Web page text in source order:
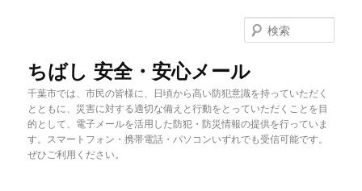
ちばし 安全・安心メール
千葉市では、市民の皆様に、日頃から高い防犯意識を持っていただく
とともに、災害に対する適切な備えと行動をとっていただくことを目
的として、電子メールを活用した防犯・防災情報の提供を行っていま
す。スマートフォン・携帯電話・パソコンいずれでも受信可能です。
ぜひご利用ください。
索